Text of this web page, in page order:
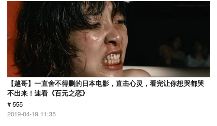
【越哥】一直舍不得删的日本电影，直击心灵，看完让你想哭都哭
不出来！速看《百元之恋》
# 555
2019-04-19 11:35